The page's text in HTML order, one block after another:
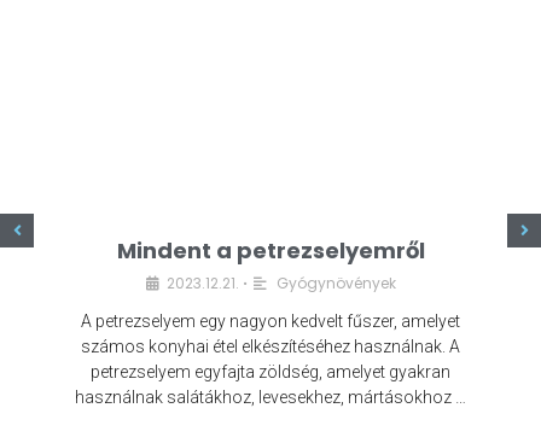
Mindent a petrezselyemről
2023.12.21. • Gyógynövények
A petrezselyem egy nagyon kedvelt fűszer, amelyet
számos konyhai étel elkészítéséhez használnak. A
petrezselyem egyfajta zöldség, amelyet gyakran
használnak salátákhoz, levesekhez, mártásokhoz …